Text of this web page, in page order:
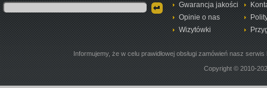
Gwarancja jakości
Opinie o nas
Wizytówki
Informujemy, że w celu prawidłowej obsługi zamówień nasz
Copyright © 2010-